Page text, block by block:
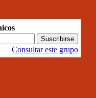
Consultar este grupo